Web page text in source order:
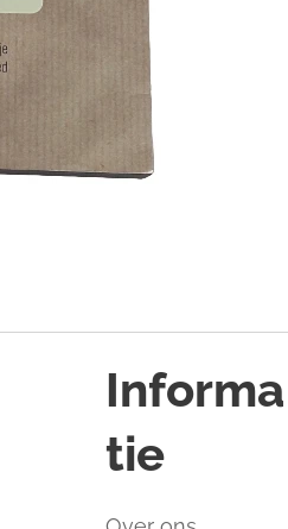
Informa
tie